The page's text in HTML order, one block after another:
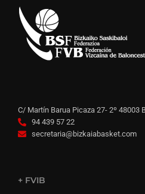
C/ Martín Barua Picaza 27- 2º 48003
94 439 57 22
secretaria@bizkaiabasket.com
+ FVIB